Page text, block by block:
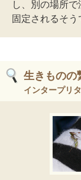
し、別の場所
固定されるそう
生きものの
インタープリ